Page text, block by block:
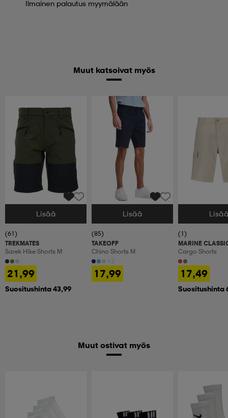
Ilmainen palautus myymälään
Muut katsoivat myös
Valitse Koko
Lisää
(61)
TREKMATES
Sarek Hike Shorts M
21,99
Suositushinta 43,99
Valitse Koko
Lisää
(85)
TAKEOFF
Chino Shorts M
17,99
Valitse Koko
(1)
MARINE
Cargo Shorts
17,49
Suositushinta
Muut ostivat myös